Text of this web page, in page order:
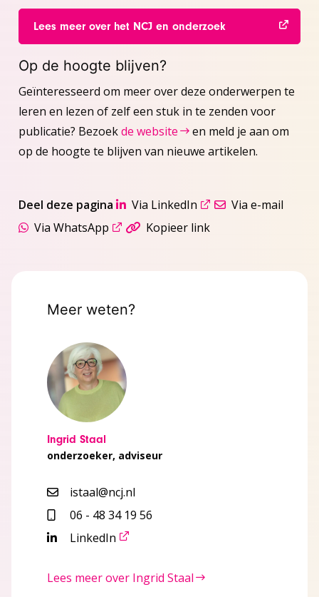
Lees meer over het NCJ en onderzoek
Op de hoogte blijven?
Geïnteresseerd om meer over deze onderwerpen te
leren en lezen of zelf een stuk in te zenden voor
publicatie? Bezoekde website
en meld je aan om
op de hoogte te blijven van nieuwe artikelen.
Deel deze pagina Via LinkedIn
Via e-mail
Via WhatsApp
Kopieer link
Meer weten?
Ingrid Staal
onderzoeker, adviseur
istaal@ncj.nl
06 - 48 34 19 56
LinkedIn
Lees meer over Ingrid Staal